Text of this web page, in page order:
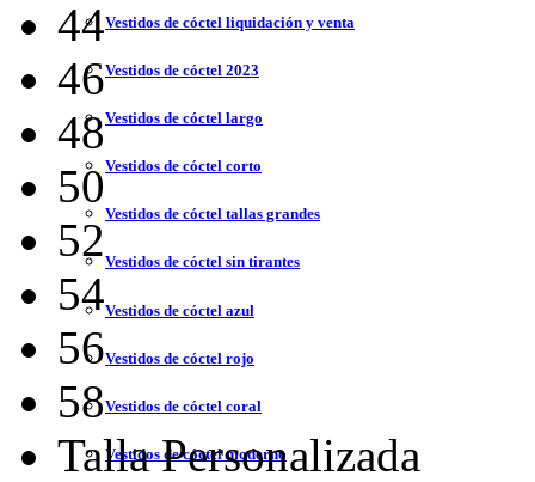
Vestidos de cóctel liquidación y venta
Vestidos de cóctel 2023
Vestidos de cóctel largo
Vestidos de cóctel corto
Vestidos de cóctel tallas grandes
Vestidos de cóctel sin tirantes
Vestidos de cóctel azul
Vestidos de cóctel rojo
Vestidos de cóctel coral
Vestidos de cóctel moderno
44
46
48
50
52
54
56
58
Talla Personalizada